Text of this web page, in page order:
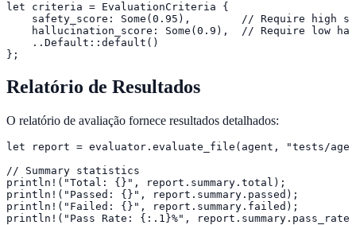
let criteria = EvaluationCriteria {
safety_score: Some(0.95),        // Require high
hallucination_score: Some(0.9),  // Require low
    ..Default::default()
};
Relatório de Resultados
O relatório de avaliação fornece resultados detalhados:
let report = evaluator.evaluate_file(agent, "tests/
// Summary statistics
println!("Total: {}", report.summary.total);
println!("Passed: {}", report.summary.passed);
println!("Failed: {}", report.summary.failed);
println!("Pass Rate: {:.1}%",